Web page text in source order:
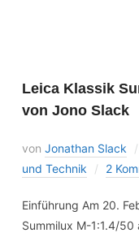
Leica Klassik
von Jono Slack
von Jonathan Slack
und Technik
2
Einführung Am 20.
Summilux M-1:1.4/